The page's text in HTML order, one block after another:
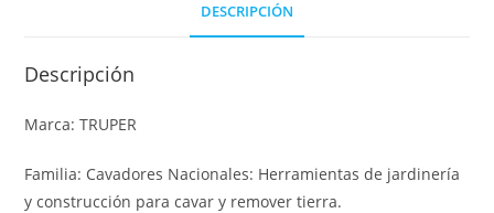
DESCRIPCIÓN
Descripción
Marca: TRUPER
Familia: Cavadores Nacionales: Herramientas de jardinería
y construcción para cavar y remover tierra.